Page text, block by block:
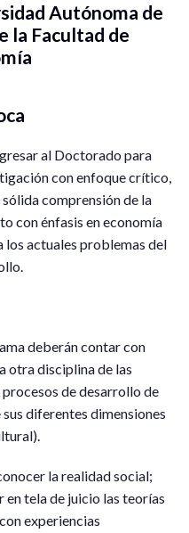
Autónoma de
la Facultad de
al Doctorado para
con enfoque crítico,
comprensión de la
con énfasis en economía
actuales problemas del
deberán contar con
otra disciplina de las
de desarrollo de
diferentes dimensiones
la realidad social;
tela de juicio las teorías
experiencias